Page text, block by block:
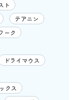
ト
テアニン
ーク
ドライマウス
クス